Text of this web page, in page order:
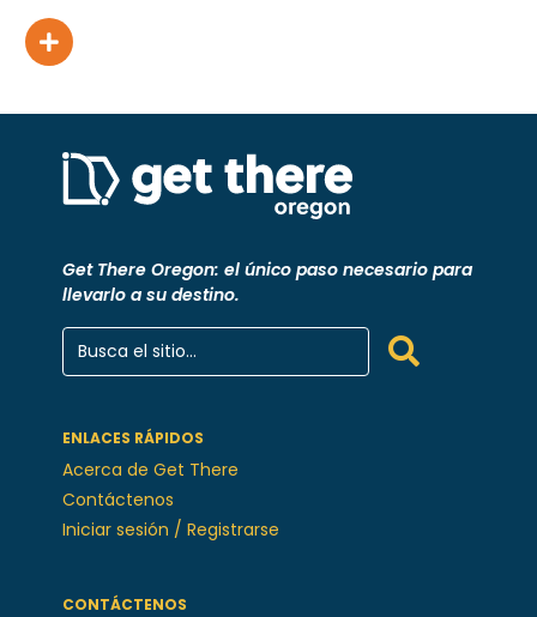
Get There Oregon: el único paso necesario para
llevarlo a su destino.
ENLACES RÁPIDOS
Acerca de Get There
Contáctenos
Iniciar sesión / Registrarse
CONTÁCTENOS